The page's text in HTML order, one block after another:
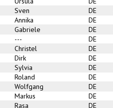
Sven DE
Annika DE
Gabriele DE
--- DE
Christel DE
Dirk DE
Sylvia DE
Roland DE
Wolfgang DE
Markus DE
Rasa DE